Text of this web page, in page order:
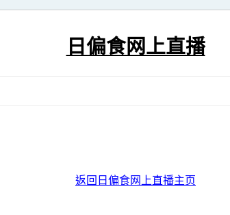
日偏食网上直播
返回日偏食网上直播主页